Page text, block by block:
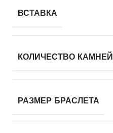
ВСТАВКА
КОЛИЧЕСТВО КАМНЕЙ
РАЗМЕР БРАСЛЕТА